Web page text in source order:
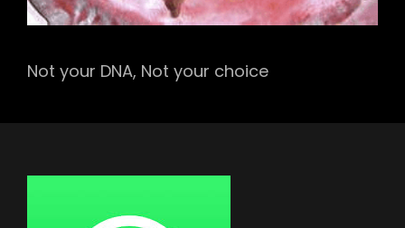
Not your DNA, Not your choice